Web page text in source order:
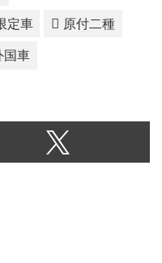
定車 原付二種
国車